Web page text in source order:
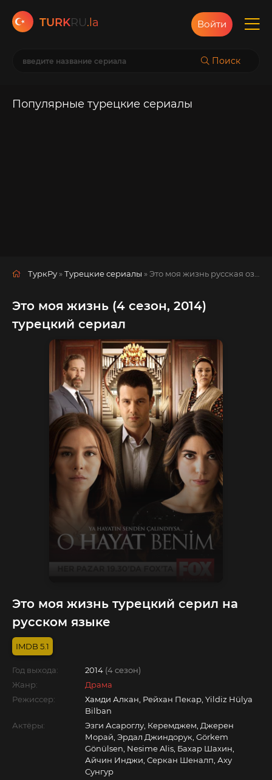
TURKRU.la
Поиск
Войти
Популярные турецкие сериалы
ТуркРу »Турецкие сериалы » Это моя жизнь русская озвучка смотреть полностью онлайн!
Это моя жизнь (4 сезон, 2014)
турецкий сериал
Это моя жизнь турецкий серил на
русском языке
5.1
Год выхода: 2014 (4 сезон)
Жанр:
Драма
Режиссер:
Хамди Алкан, Рейхан Пекар, Yildiz Hülya
Bilban
Актёры:
Эзги Асароглу, Керемджем, Джерен
Морай, Эрдал Джиндорук, Görkem
Gönülsen, Nesime Alis, Бахар Шахин,
Айчин Инджи, Серкан Шеналп, Аху
Сунгур